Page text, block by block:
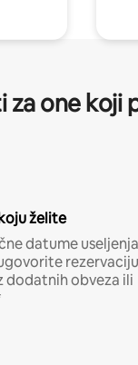
za one koji
želite
datume
dodatnih obveza ili